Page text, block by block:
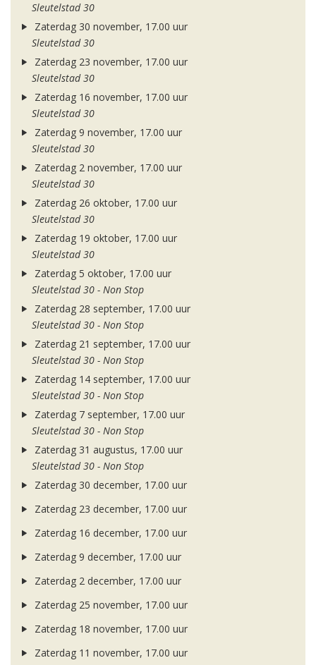
Sleutelstad 30
Zaterdag 30 november, 17.00 uur
Sleutelstad 30
Zaterdag 23 november, 17.00 uur
Sleutelstad 30
Zaterdag 16 november, 17.00 uur
Sleutelstad 30
Zaterdag 9 november, 17.00 uur
Sleutelstad 30
Zaterdag 2 november, 17.00 uur
Sleutelstad 30
Zaterdag 26 oktober, 17.00 uur
Sleutelstad 30
Zaterdag 19 oktober, 17.00 uur
Sleutelstad 30
Zaterdag 5 oktober, 17.00 uur
Sleutelstad 30 - Non Stop
Zaterdag 28 september, 17.00 uur
Sleutelstad 30 - Non Stop
Zaterdag 21 september, 17.00 uur
Sleutelstad 30 - Non Stop
Zaterdag 14 september, 17.00 uur
Sleutelstad 30 - Non Stop
Zaterdag 7 september, 17.00 uur
Sleutelstad 30 - Non Stop
Zaterdag 31 augustus, 17.00 uur
Sleutelstad 30 - Non Stop
Zaterdag 30 december, 17.00 uur
Zaterdag 23 december, 17.00 uur
Zaterdag 16 december, 17.00 uur
Zaterdag 9 december, 17.00 uur
Zaterdag 2 december, 17.00 uur
Zaterdag 25 november, 17.00 uur
Zaterdag 18 november, 17.00 uur
Zaterdag 11 november, 17.00 uur